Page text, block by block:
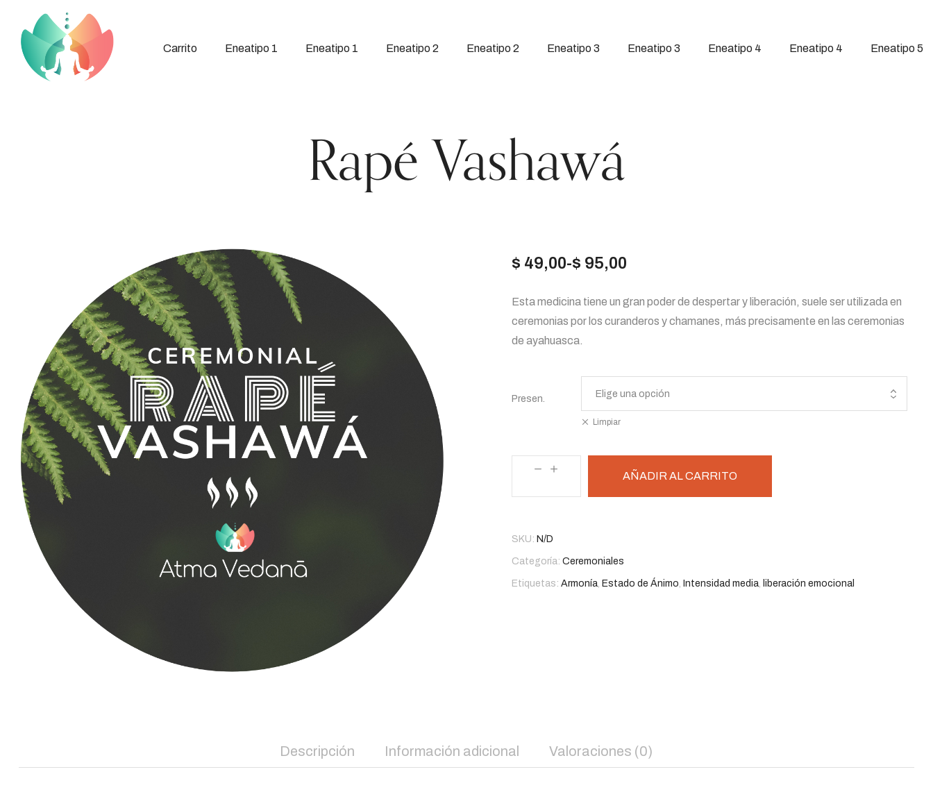
Carrito Eneatipo 1 Eneatipo 1 Eneatipo 2 Eneatipo 2 Eneatipo 3 Eneatipo 3 Eneatipo 4 Eneatipo 4 Eneatipo 5
Rapé Vashawá
$ 49,00-$ 95,00
Rango
de
precios:
$ 49,00
$ 95,00
Esta medicina tiene un gran poder de despertar y liberación, suele ser utilizada en
ceremonias por los curanderos y chamanes, más precisamente en las ceremonias
de ayahuasca.
Presen.
Limpiar
Rapé
cantidad
AÑADIR AL CARRITO
SKU: N/D
Categoría: Ceremoniales
Etiquetas: Armonía, Estado de Ánimo, Intensidad media, liberación emocional
Descripción Información adicional Valoraciones (0)